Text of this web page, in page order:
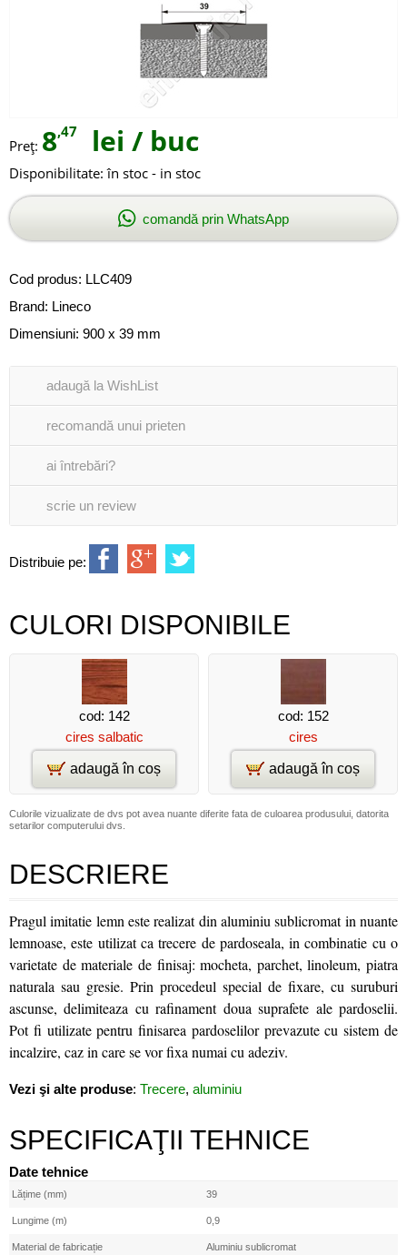
Preţ: 8,47 lei / buc
Disponibilitate: în stoc - in stoc
comandă prin WhatsApp
Cod produs: LLC409
Brand: Lineco
Dimensiuni: 900 x 39 mm
adaugă la WishList
recomandă unui prieten
ai întrebări?
scrie un review
Distribuie pe:
CULORI DISPONIBILE
cod: 142
cires salbatic
adaugă în coș
cod: 152
cires
adaugă în coș
Culorile vizualizate de dvs pot avea nuante diferite fata de culoarea produsului, datorita
setarilor computerului dvs.
DESCRIERE
Pragul imitatie lemn este realizat din aluminiu sublicromat in nuante
lemnoase, este utilizat ca trecere de pardoseala, in combinatie cu o
varietate de materiale de finisaj: mocheta, parchet, linoleum, piatra
naturala sau gresie. Prin procedeul special de fixare, cu suruburi
ascunse, delimiteaza cu rafinament doua suprafete ale pardoselii.
Pot fi utilizate pentru finisarea pardoselilor prevazute cu sistem de
incalzire, caz in care se vor fixa numai cu adeziv.
Vezi şi alte produse: Trecere, aluminiu
SPECIFICAŢII TEHNICE
Date tehnice
Lățime (mm) 39
Lungime (m) 0,9
Material de fabricație Aluminiu sublicromat